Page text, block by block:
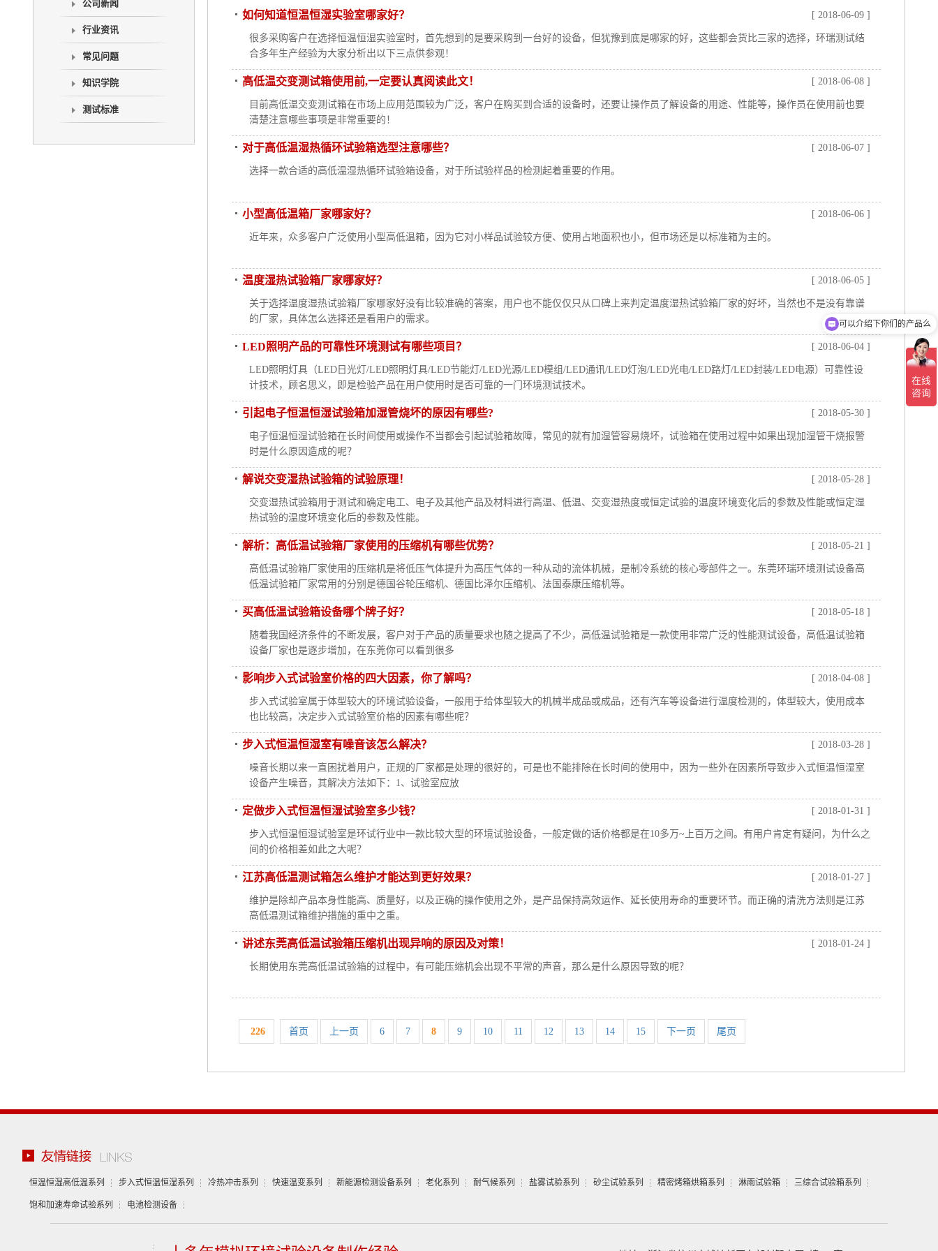
公司新闻
行业资讯
常见问题
知识学院
测试标准
如何知道恒温恒湿实验室哪家好？ [ 2018-06-09 ]
很多采购客户在选择恒温恒湿实验室时，首先想到的是要采购到一台好的设备，但犹豫到底是哪家的好，这些都会货比三家的选择，环瑞测试结
合多年生产经验为大家分析出以下三点供参观！
高低温交变测试箱使用前,一定要认真阅读此文！ [ 2018-06-08 ]
目前高低温交变测试箱在市场上应用范围较为广泛，客户在购买到合适的设备时，还要让操作员了解设备的用途、性能等，操作员在使用前也要
清楚注意哪些事项是非常重要的！
对于高低温湿热循环试验箱选型注意哪些？ [ 2018-06-07 ]
选择一款合适的高低温湿热循环试验箱设备，对于所试验样品的检测起着重要的作用。
小型高低温箱厂家哪家好？ [ 2018-06-06 ]
近年来，众多客户广泛使用小型高低温箱，因为它对小样品试验较方便、使用占地面积也小，但市场还是以标准箱为主的。
温度湿热试验箱厂家哪家好？ [ 2018-06-05 ]
关于选择温度湿热试验箱厂家哪家好没有比较准确的答案，用户也不能仅仅只从口碑上来判定温度湿热试验箱厂家的好坏，当然也不是没有靠谱
的厂家，具体怎么选择还是看用户的需求。
LED照明产品的可靠性环境测试有哪些项目？ [ 2018-06-04 ]
LED照明灯具（LED日光灯/LED照明灯具/LED节能灯/LED光源/LED模组/LED通讯/LED灯泡/LED光电/LED路灯/LED封装/LED电源）可靠性设
计技术，顾名思义，即是检验产品在用户使用时是否可靠的一门环境测试技术。
引起电子恒温恒湿试验箱加湿管烧坏的原因有哪些? [ 2018-05-30 ]
电子恒温恒湿试验箱在长时间使用或操作不当都会引起试验箱故障，常见的就有加湿管容易烧坏，试验箱在使用过程中如果出现加湿管干烧报警
时是什么原因造成的呢？
解说交变湿热试验箱的试验原理！ [ 2018-05-28 ]
交变湿热试验箱用于测试和确定电工、电子及其他产品及材料进行高温、低温、交变湿热度或恒定试验的温度环境变化后的参数及性能或恒定湿
热试验的温度环境变化后的参数及性能。
解析：高低温试验箱厂家使用的压缩机有哪些优势？ [ 2018-05-21 ]
高低温试验箱厂家使用的压缩机是将低压气体提升为高压气体的一种从动的流体机械，是制冷系统的核心零部件之一。东莞环瑞环境测试设备高
低温试验箱厂家常用的分别是德国谷轮压缩机、德国比泽尔压缩机、法国泰康压缩机等。
买高低温试验箱设备哪个牌子好？ [ 2018-05-18 ]
随着我国经济条件的不断发展，客户对于产品的质量要求也随之提高了不少，高低温试验箱是一款使用非常广泛的性能测试设备，高低温试验箱
设备厂家也是逐步增加，在东莞你可以看到很多
影响步入式试验室价格的四大因素，你了解吗？ [ 2018-04-08 ]
步入式试验室属于体型较大的环境试验设备，一般用于给体型较大的机械半成品或成品，还有汽车等设备进行温度检测的，体型较大，使用成本
也比较高，决定步入式试验室价格的因素有哪些呢？
步入式恒温恒湿室有噪音该怎么解决？ [ 2018-03-28 ]
噪音长期以来一直困扰着用户，正规的厂家都是处理的很好的，可是也不能排除在长时间的使用中，因为一些外在因素所导致步入式恒温恒湿室
设备产生噪音，其解决方法如下：1、试验室应放
定做步入式恒温恒湿试验室多少钱？ [ 2018-01-31 ]
步入式恒温恒湿试验室是环试行业中一款比较大型的环境试验设备，一般定做的话价格都是在10多万~上百万之间。有用户肯定有疑问，为什么之
间的价格相差如此之大呢？
江苏高低温测试箱怎么维护才能达到更好效果？ [ 2018-01-27 ]
维护是除却产品本身性能高、质量好，以及正确的操作使用之外，是产品保持高效运作、延长使用寿命的重要环节。而正确的清洗方法则是江苏
高低温测试箱维护措施的重中之重。
讲述东莞高低温试验箱压缩机出现异响的原因及对策！ [ 2018-01-24 ]
长期使用东莞高低温试验箱的过程中，有可能压缩机会出现不平常的声音，那么是什么原因导致的呢？
226 首页 上一页 6 7 8 9 10 11 12 13 14 15 下一页 尾页
恒温恒湿高低温系列 步入式恒温恒湿系列 冷热冲击系列 快速温变系列 新能源检测设备系列 老化系列 耐气候系列 盐雾试验系列 砂尘试验系列 精密烤箱烘箱系列 淋雨试验箱 三综合试验箱系列
饱和加速寿命试验系列 电池检测设备
可以介绍下你们的产品么
你们是怎么收费的呢